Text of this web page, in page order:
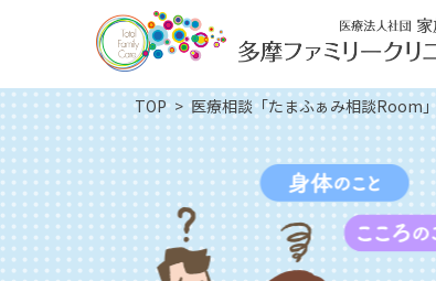
TOP 医療相談「たまふぁみ相談Room」